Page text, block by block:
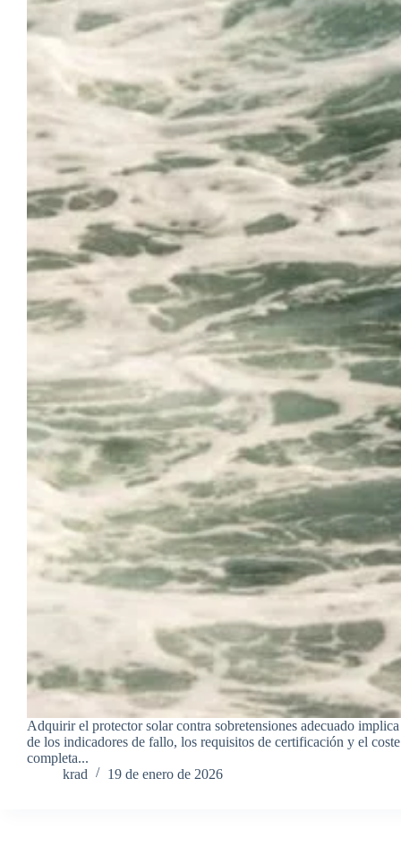
Adquirir el protector solar contra sobretensiones adecuado
de los indicadores de fallo, los requisitos de certificación y el
completa...
krad
19 de enero de 2026